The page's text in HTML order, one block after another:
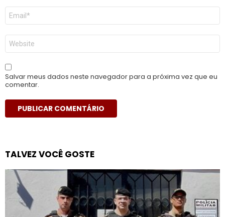
E-
mail
*
Site
Salvar meus dados neste navegador para a próxima vez que eu
comentar.
TALVEZ VOCÊ GOSTE